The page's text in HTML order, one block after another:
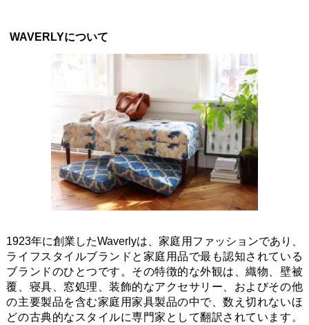
WAVERLYについて
1923年に創業したWaverlyは、家庭用ファッションであり、
ライフスタイルブランドと家庭用品で最も認知されている
ブランドのひとつです。その特徴的な外観は、織物、壁被
覆、寝具、窓処理、装飾的なアクセサリー、およびその他
の主要製品を含む家庭用家具製品の中で、数え切れないほ
どの古典的なスタイルに専門家として翻訳されています。